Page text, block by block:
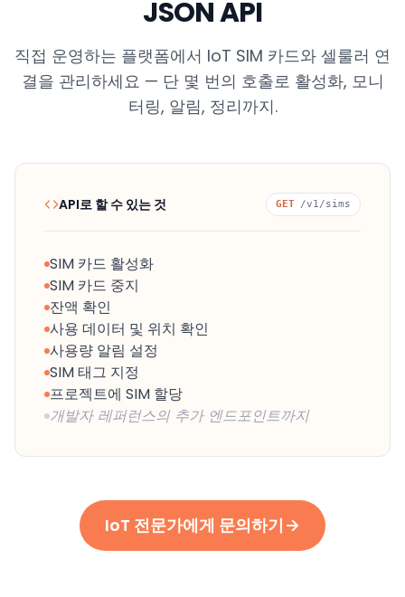
JSON API
직접 운영하는 플랫폼에서 IoT SIM 카드와 셀룰러 연
결을 관리하세요 — 단 몇 번의 호출로 활성화, 모니
터링, 알림, 정리까지.
API로 할 수 있는 것 GET /v1/sims
SIM 카드 활성화
SIM 카드 중지
잔액 확인
사용 데이터 및 위치 확인
사용량 알림 설정
SIM 태그 지정
프로젝트에 SIM 할당
개발자 레퍼런스의 추가 엔드포인트까지
IoT 전문가에게 문의하기